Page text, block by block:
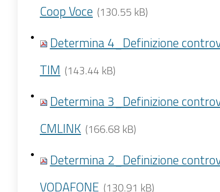
Coop Voce (130.55 kB)
Determina 4_Definizione
TIM (143.44 kB)
Determina 3_Definizione
CMLINK (166.68 kB)
Determina 2_Definizione
VODAFONE (130.91 kB)